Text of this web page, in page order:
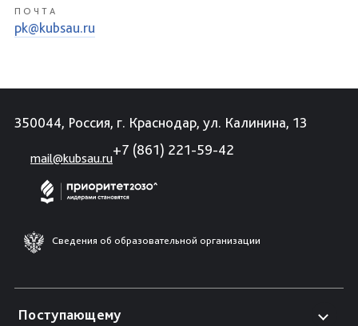
ПОЧТА
pk@kubsau.ru
350044, Россия, г. Краснодар, ул. Калинина, 13
mail@kubsau.ru
+7 (861) 221-59-42
Сведения об образовательной организации
Поступающему